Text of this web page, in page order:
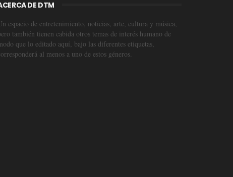
DE DTM
espacio de entretenimiento, noticias, arte, cultura y música,
también tienen cabida otros temas de interés humano de
que lo editado aquí, bajo las diferentes etiquetas,
al menos a uno de estos géneros.